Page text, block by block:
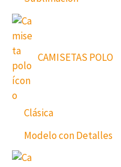
CAMISETAS POLO
Clásica
Modelo con Detalles